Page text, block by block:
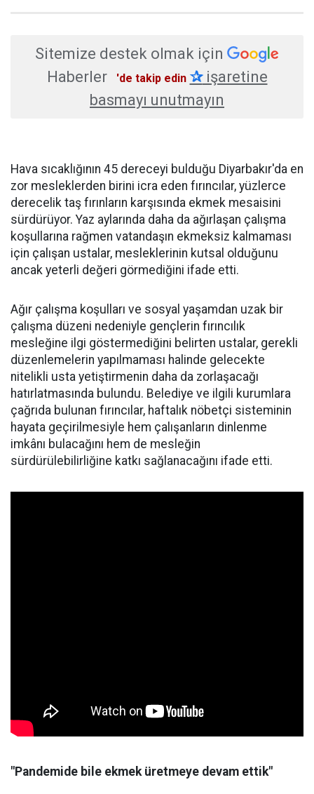
Sitemize destek olmak için
Haberler
'de takip edin ✰işaretine
basmayı unutmayın
Hava sıcaklığının 45 dereceyi bulduğu Diyarbakır'da en
zor mesleklerden birini icra eden fırıncılar, yüzlerce
derecelik taş fırınların karşısında ekmek mesaisini
sürdürüyor. Yaz aylarında daha da ağırlaşan çalışma
koşullarına rağmen vatandaşın ekmeksiz kalmaması
için çalışan ustalar, mesleklerinin kutsal olduğunu
ancak yeterli değeri görmediğini ifade etti.
Ağır çalışma koşulları ve sosyal yaşamdan uzak bir
çalışma düzeni nedeniyle gençlerin fırıncılık
mesleğine ilgi göstermediğini belirten ustalar, gerekli
düzenlemelerin yapılmaması halinde gelecekte
nitelikli usta yetiştirmenin daha da zorlaşacağı
hatırlatmasında bulundu. Belediye ve ilgili kurumlara
çağrıda bulunan fırıncılar, haftalık nöbetçi sisteminin
hayata geçirilmesiyle hem çalışanların dinlenme
imkânı bulacağını hem de mesleğin
sürdürülebilirliğine katkı sağlanacağını ifade etti.
"Pandemide bile ekmek üretmeye devam ettik"